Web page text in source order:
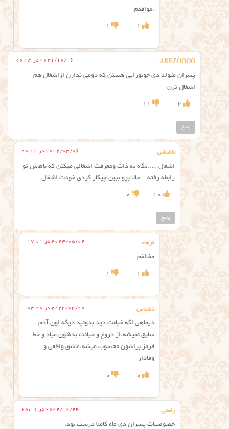
،موافقم
1
1
AREZOOOO 2021/10/16 در 00:25
پسران متولد دی جونورایی هستن که دومی ندارن ازاشغال هم
اشغال ترن
2
11
پاسخ
ناشناس 2022/03/06 در 00:42
اشغال…..نگاه به ذات ومعرفت اشغالی میکنن که باهاش تو
رابطه رفته…حالا برو ببین چیکار کردی خودت اشغال
10
0
پاسخ
فرهاد 2023/05/02 در 17:01
مخالفم
1
1
ناشناس 2024/04/07 در 03:00
دیماهی اگه خیانت دید بدونید دیگه اون آدم
سابق نمیشه.از دروغ و خیانت بدشون میاد و خط
قرمز براشون محسوب میشه.عاشق واقعی و
وفادار
0
0
رفعتی 2022/12/24 در 20:10
خصوصیات پسران دی ماه کاملا درست بود.